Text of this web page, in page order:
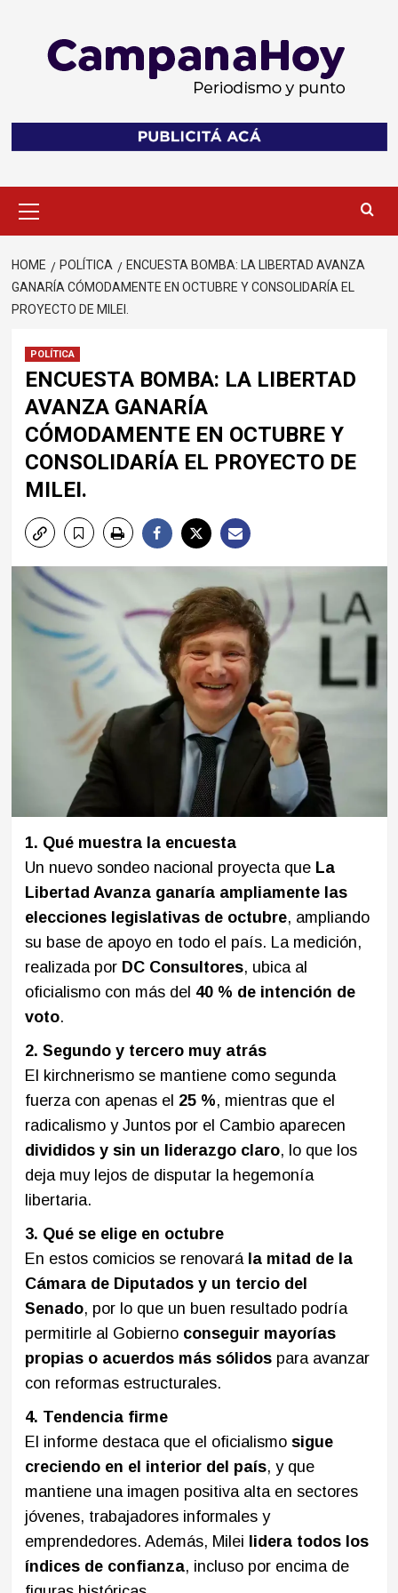
Menu
HOME POLÍTICA
ENCUESTA BOMBA: LA LIBERTAD AVANZA
GANARÍA CÓMODAMENTE EN OCTUBRE Y CONSOLIDARÍA EL
PROYECTO DE MILEI.
POLÍTICA
ENCUESTA BOMBA: LA LIBERTAD
AVANZA GANARÍA
CÓMODAMENTE EN OCTUBRE Y
CONSOLIDARÍA EL PROYECTO DE
MILEI.
1. Qué muestra la encuesta
Un nuevo sondeo nacional proyecta que La
Libertad Avanza ganaría ampliamente las
elecciones legislativas de octubre, ampliando
su base de apoyo en todo el país. La medición,
realizada por DC Consultores, ubica al
oficialismo con más del 40 % de intención de
voto.
2. Segundo y tercero muy atrás
El kirchnerismo se mantiene como segunda
fuerza con apenas el 25 %, mientras que el
radicalismo y Juntos por el Cambio aparecen
divididos y sin un liderazgo claro, lo que los
deja muy lejos de disputar la hegemonía
libertaria.
3. Qué se elige en octubre
En estos comicios se renovará la mitad de la
Cámara de Diputados y un tercio del
Senado, por lo que un buen resultado podría
permitirle al Gobierno conseguir mayorías
propias o acuerdos más sólidospara avanzar
con reformas estructurales.
4. Tendencia firme
El informe destaca que el oficialismo sigue
creciendo en el interior del país, y que
mantiene una imagen positiva alta en sectores
jóvenes, trabajadores informales y
emprendedores. Además, Milei lidera todos los
índices de confianza, incluso por encima de